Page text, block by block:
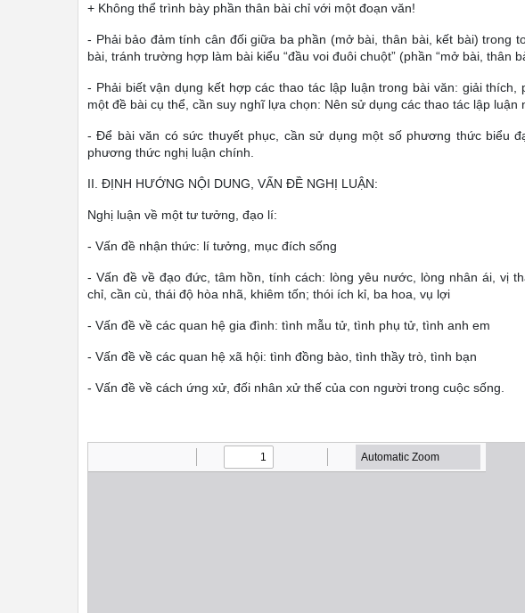
+ Không thể trình bày phần thân bài chỉ với một đoạn văn!
- Phải bảo đảm tính cân đối giữa ba phần (mở bài, thân bài, kết bài) trong
bài, tránh trường hợp làm bài kiểu “đầu voi đuôi chuột” (phần “mở bài, thân
- Phải biết vận dụng kết hợp các thao tác lập luận trong bài văn: giải
một đề bài cụ thể, cần suy nghĩ lựa chọn: Nên sử dụng các thao tác lập
- Để bài văn có sức thuyết phục, cần sử dụng một số phương thức biểu
phương thức nghị luận chính.
II. ĐỊNH HƯỚNG NỘI DUNG, VẤN ĐỀ NGHỊ LUẬN:
Nghị luận về một tư tưởng, đạo lí:
- Vấn đề nhận thức: lí tưởng, mục đích sống
- Vấn đề về đạo đức, tâm hồn, tính cách: lòng yêu nước, lòng nhân ái, vị
chỉ, cần cù, thái độ hòa nhã, khiêm tốn; thói ích kỉ, ba hoa, vụ lợi
- Vấn đề về các quan hệ gia đình: tình mẫu tử, tình phụ tử, tình anh em
- Vấn đề về các quan hệ xã hội: tình đồng bào, tình thầy trò, tình bạn
- Vấn đề về cách ứng xử, đối nhân xử thế của con người trong cuộc sống.